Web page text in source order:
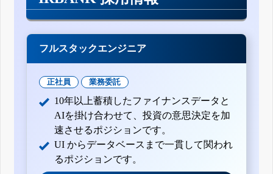
フルスタックエンジニア
正社員 業務委託
10年以上蓄積したファイナンスデータと
AIを掛け合わせて、投資の意思決定を加
速させるポジションです。
UI からデータベースまで一貫して関われ
るポジションです。